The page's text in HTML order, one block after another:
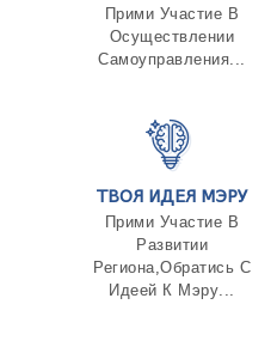
Прими Участие В
Осуществлении
Самоуправления...
ТВОЯ ИДЕЯ МЭРУ
Прими Участие В
Развитии
Региона,Обратись С
Идеей К Мэру...